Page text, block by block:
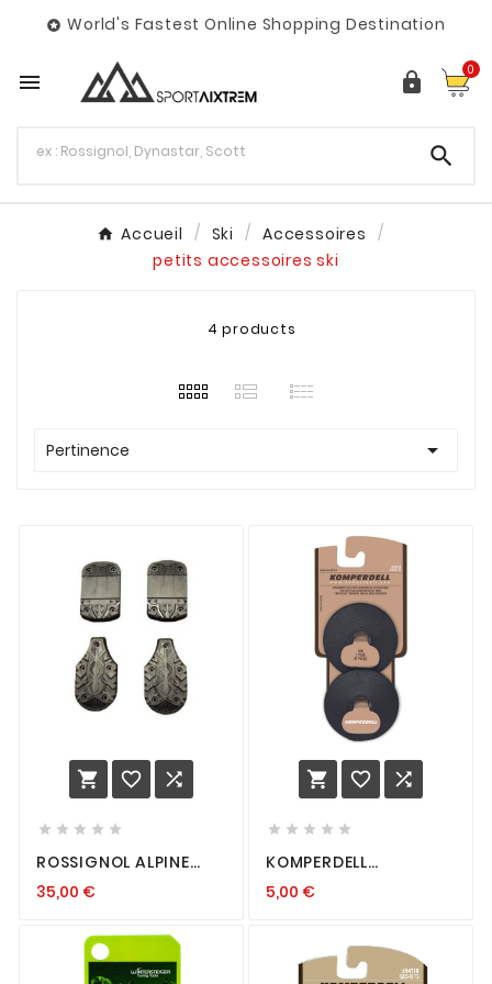
 World's Fastest Online Shopping Destination
  0

Accueil Ski
Accessoires
petits accessoires ski
4 products
Pertinence 
  
    
ROSSIGNOL ALPINE
35,00 €
  
    
KOMPERDELL
COMPETITION BLISTER
5,00 €